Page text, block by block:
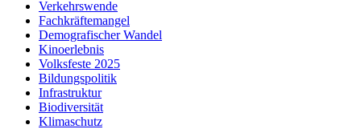
Verkehrswende
Fachkräftemangel
Demografischer Wandel
Kinoerlebnis
Volksfeste 2025
Bildungspolitik
Infrastruktur
Biodiversität
Klimaschutz